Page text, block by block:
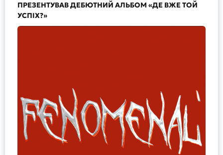
ПРЕЗЕНТУВАВ ДЕБЮТНИЙ АЛЬБОМ «ДЕ ВЖЕ ТОЙ
УСПІХ?»